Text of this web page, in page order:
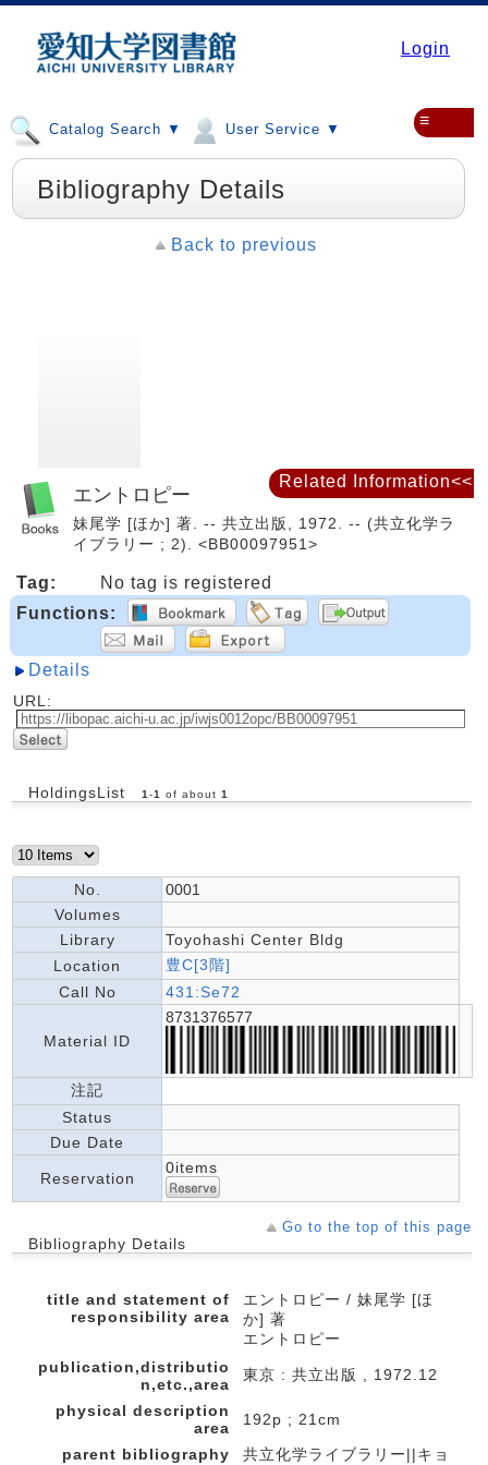
Login
Catalog Search ▼ User Service ▼ ≡
Bibliography Details
Back to previous
エントロピー
妹尾学 [ほか] 著. -- 共立出版, 1972. -- (共立化学ラ
イブラリー ; 2). <BB00097951>
Tag:
No tag is registered
Functions:
Details
URL:
HoldingsList 1 -1 of about 1
No.
0001
Volumes
Library
Toyohashi Center Bldg
Location
豊C[3階]
Call No
431:Se72
Material ID
8731376577
注記
Status
Due Date
Reservation
0items
Go to the top of this page
Bibliography Details
title and statement of
responsibility area
エントロピー / 妹尾学 [ほ
か] 著
エントロピー
publication,distributio
n,etc.,area
東京 : 共立出版 , 1972.12
physical description
area
192p ; 21cm
parent bibliography
共立化学ライブラリー||キョ
Related Information<<